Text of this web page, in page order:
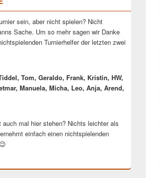
sein, aber nicht spielen? Nicht
Sache. Um so mehr sagen wir Danke
Turnierhelfer der letzten zwei
Tom, Geraldo, Frank, Kristin, HW,
Manuela, Micha, Leo, Anja, Arend,
auch mal hier stehen? Nichts leichter als
einfach einen nichtspielenden